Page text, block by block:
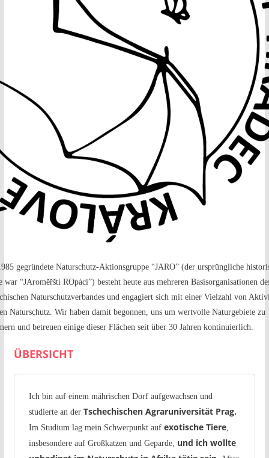
gegründete Naturschutz-Aktionsgruppe “JARO”(der ursprüngliche
war “JAroměřští ROpáci”) besteht heute aus mehreren Basisorganisationen
Naturschutzverbandes und engagiert sich mit einer Vielzahl von
Naturschutz. Wir haben damit begonnen, uns um wertvolle Naturgebiete zu
und betreuen einige dieser Flächen seit über 30 Jahren kontinuierlich.
ÜBERSICHT
Ich bin auf einem mährischen Dorf aufgewachsen und
studierte an der Tschechischen Agraruniversität Prag.
Im Studium lag mein Schwerpunkt auf exotische Tiere,
insbesondere auf Großkatzen und Geparde, und ich wollte